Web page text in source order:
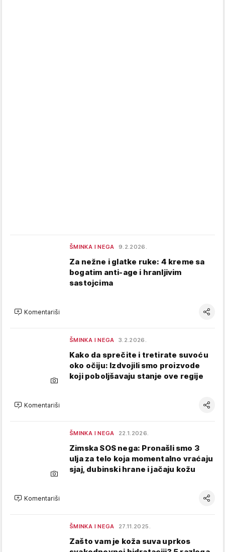
ŠMINKA I NEGA 9.2.2026.
Za nežne i glatke ruke: 4 kreme sa
bogatim anti-age i hranljivim
sastojcima
Komentariši
ŠMINKA I NEGA 3.2.2026.
Kako da sprečite i tretirate suvoću
oko očiju: Izdvojili smo proizvode
koji poboljšavaju stanje ove regije
Komentariši
ŠMINKA I NEGA 22.1.2026.
Zimska SOS nega: Pronašli smo 3
ulja za telo koja momentalno vraćaju
sjaj, dubinski hrane i jačaju kožu
Komentariši
ŠMINKA I NEGA 27.11.2025.
Zašto vam je koža suva uprkos